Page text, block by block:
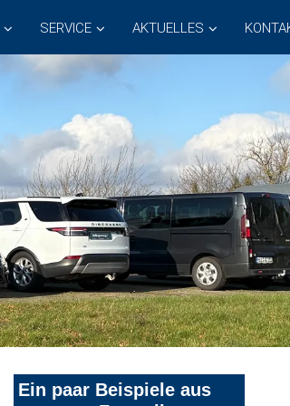
SERVICE AKTUELLES
Ein paar Beispiele aus